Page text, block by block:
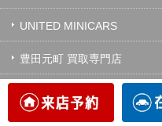
UNITED MINICARS
豊田元町 買取専門店
東海名和 買取専門店